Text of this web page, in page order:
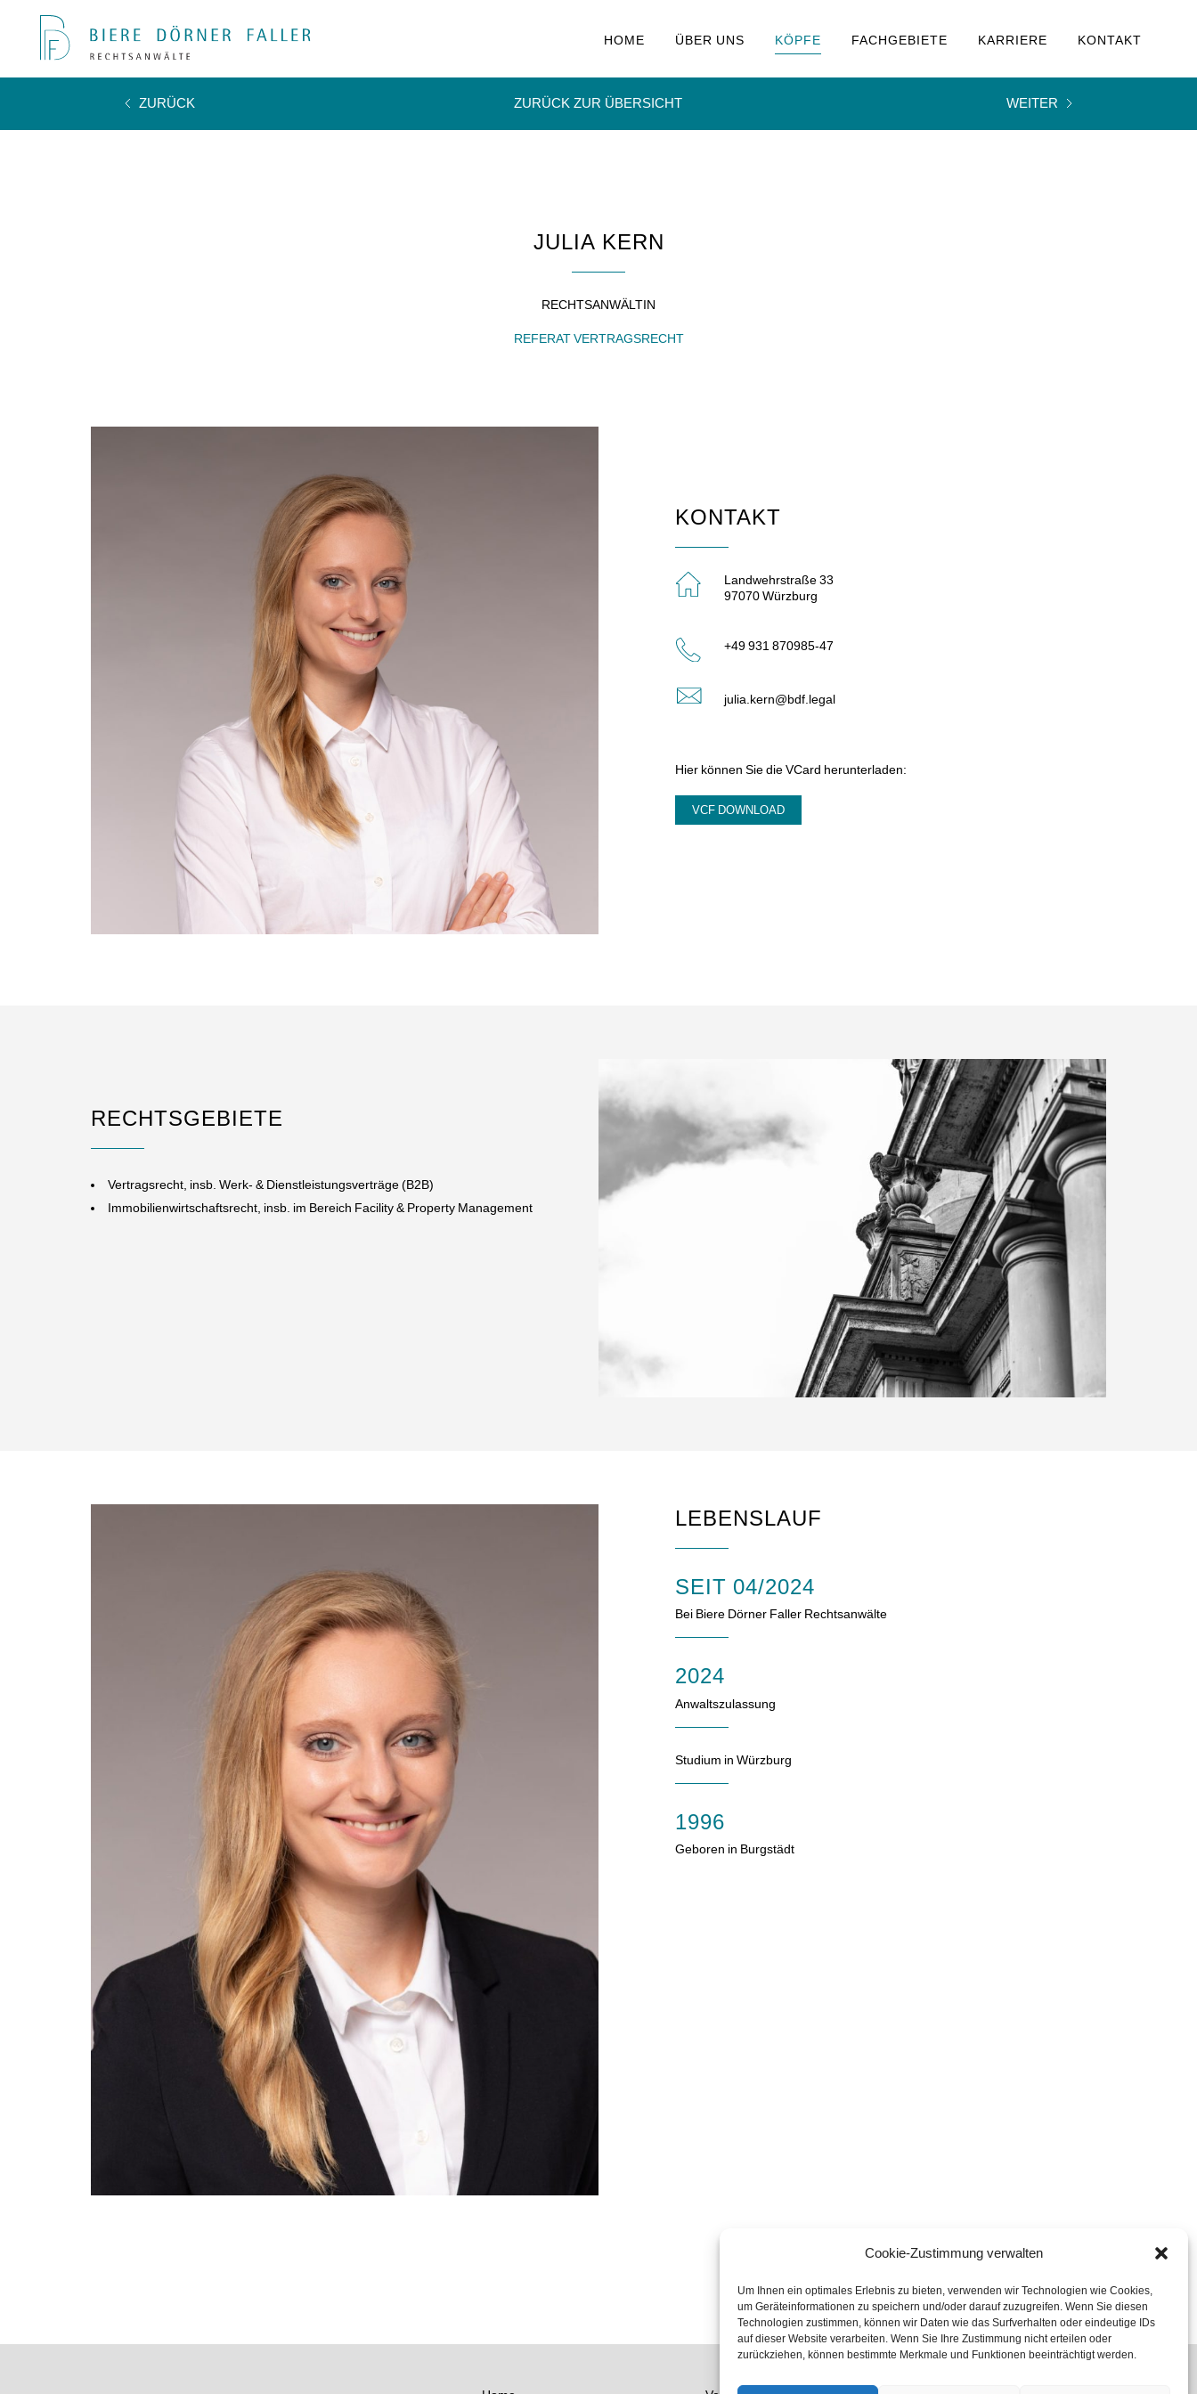
Cookie-Zustimmung verwalten
Um Ihnen ein optimales Erlebnis zu bieten, verwenden wir Technologien wie Cookies,
um Geräteinformationen zu speichern und/oder darauf zuzugreifen. Wenn Sie diesen
Technologien zustimmen, können wir Daten wie das Surfverhalten oder eindeutige IDs
auf dieser Website verarbeiten. Wenn Sie Ihre Zustimmung nicht erteilen oder
zurückziehen, können bestimmte Merkmale und Funktionen beeinträchtigt werden.
HOME ÜBER UNS KÖPFE FACHGEBIETE KARRIERE KONTAKT
ZURÜCK ZURÜCK ZUR ÜBERSICHT WEITER
JULIA KERN
RECHTSANWÄLTIN
REFERAT VERTRAGSRECHT
KONTAKT
Landwehrstraße 33
97070 Würzburg
+49 931 870985-47
julia.kern@bdf.legal
Hier können Sie die VCard herunterladen:
VCF DOWNLOAD
RECHTSGEBIETE
Vertragsrecht, insb. Werk- & Dienstleistungsverträge (B2B)
Immobilienwirtschaftsrecht, insb. im Bereich Facility & Property Management
LEBENSLAUF
SEIT 04/2024
Bei Biere Dörner Faller Rechtsanwälte
2024
Anwaltszulassung
Studium in Würzburg
1996
Geboren in Burgstädt